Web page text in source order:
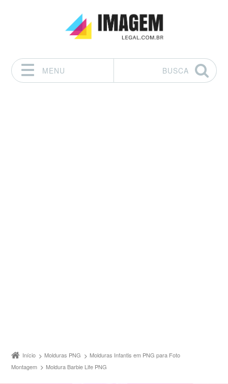
MENU
BUSCA
Início Molduras PNG
Molduras Infantis em PNG para Foto
Montagem
Moldura Barbie Life PNG